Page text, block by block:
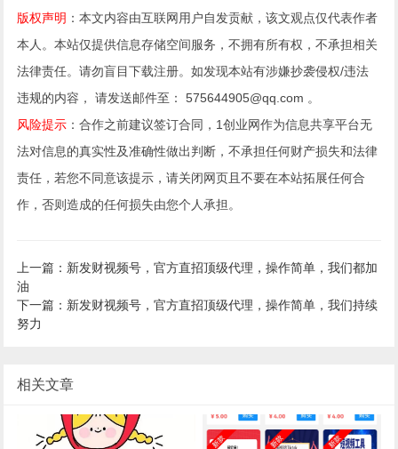
版权声明 ：本文内容由互联网用户自发贡献，该文观点仅代表作者
本人。本站仅提供信息存储空间服务，不拥有所有权，不承担相关
法律责任。请勿盲目下载注册。如发现本站有涉嫌抄袭侵权/违法
违规的内容， 请发送邮件至： 575644905@qq.com 。
风险提示 ：合作之前建议签订合同，1创业网作为信息共享平台无
法对信息的真实性及准确性做出判断，不承担任何财产损失和法律
责任，若您不同意该提示，请关闭网页且不要在本站拓展任何合
作，否则造成的任何损失由您个人承担。
上一篇：新发财视频号，官方直招顶级代理，操作简单，我们都加
油
下一篇：新发财视频号，官方直招顶级代理，操作简单，我们持续
努力
相关文章